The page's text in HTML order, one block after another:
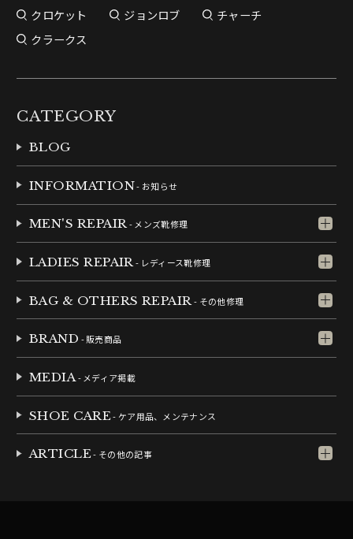
クロケット
ジョンロブ
チャーチ
クラークス
CATEGORY
BLOG
INFORMATION- お知らせ
MEN'S REPAIR- メンズ靴修理
LADIES REPAIR- レディース靴修理
BAG & OTHERS REPAIR - その他修理
BRAND - 販売商品
MEDIA- メディア掲載
SHOE CARE- ケア用品、メンテナンス
ARTICLE- その他の記事